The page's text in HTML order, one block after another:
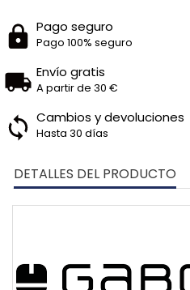
Pago seguro
Pago 100% seguro
Envío gratis
A partir de 30 €
Cambios y devoluciones
Hasta 30 días
DETALLES DEL PRODUCTO